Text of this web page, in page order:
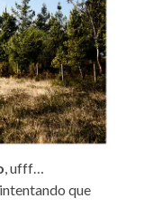
, ufff…
que